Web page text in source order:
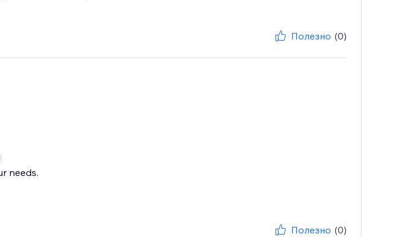
Полезно (0)
needs.
Полезно (0)